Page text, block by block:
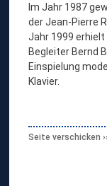
Im Jahr 1987
der Jean-Pierre
Jahr 1999
Begleiter Bernd
Einspielung
Klavier.
Seite verschicken